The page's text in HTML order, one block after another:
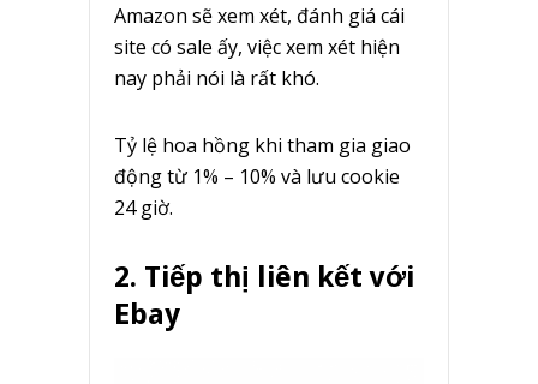
Amazon sẽ xem xét, đánh giá cái
site có sale ấy, việc xem xét hiện
nay phải nói là rất khó.
Tỷ lệ hoa hồng khi tham gia giao
động từ 1% – 10% và lưu cookie
24 giờ.
2. Tiếp thị liên kết với
Ebay